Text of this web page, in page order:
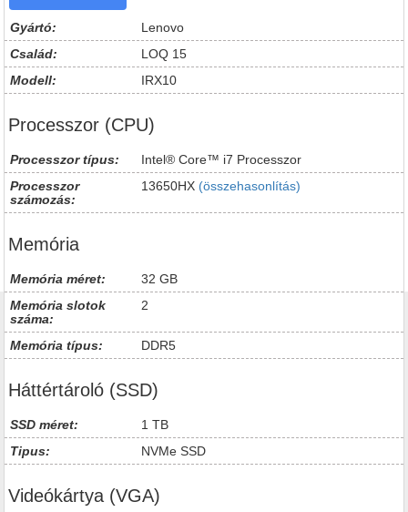
Gyártó:
Lenovo
Család:
LOQ 15
Modell:
IRX10
Processzor (CPU)
Processzor típus:
Intel® Core™ i7 Processzor
Processzor
számozás:
13650HX (összehasonlítás)
Memória
Memória méret:
32 GB
Memória slotok
száma:
2
Memória típus: DDR5
Háttértároló (SSD)
SSD méret:
1 TB
Tipus:
NVMe SSD
Videókártya (VGA)